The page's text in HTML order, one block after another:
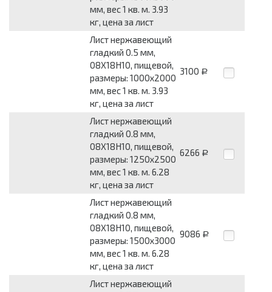
мм, вес 1 кв. м. 3.93
кг, цена за лист
Лист нержавеющий
гладкий 0.5 мм,
08Х18Н10, пищевой,
размеры: 1000x2000
мм, вес 1 кв. м. 3.93
кг, цена за лист
3100 Р
Лист нержавеющий
гладкий 0.8 мм,
08Х18Н10, пищевой,
размеры: 1250x2500
мм, вес 1 кв. м. 6.28
кг, цена за лист
6266 Р
Лист нержавеющий
гладкий 0.8 мм,
08Х18Н10, пищевой,
размеры: 1500x3000
мм, вес 1 кв. м. 6.28
кг, цена за лист
9086 Р
Лист нержавеющий